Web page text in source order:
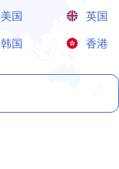
美国 英国
韩国 香港